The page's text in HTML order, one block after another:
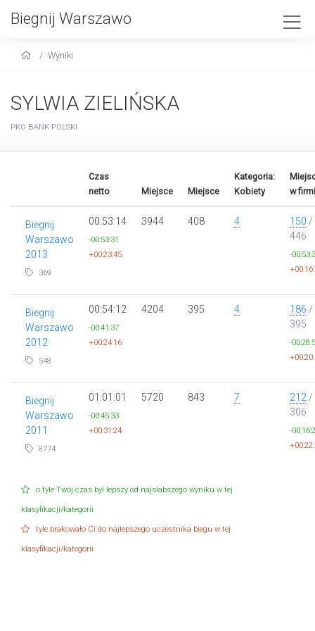
Biegnij Warszawo
Wyniki
SYLWIA ZIELIŃSKA
PKO BANK POLSKI
Czas
netto
Miejsce Miejsce
Kategoria:
Kobiety
w
Biegnij
Warszawo
2013
369
00:53:14
-00:53:31
+00:23:45
3944 408 4 150 /
446
-
Biegnij
Warszawo
2012
548
00:54:12
-00:41:37
+00:24:16
4204 395 4 186 /
395
-
Biegnij
Warszawo
2011
8774
01:01:01
-00:45:33
+00:31:24
5720 843 7 212 /
306
-
o tyle Twój czas był lepszy od najsłabszego wyniku w tej
klasyfikacji/kategorii
tyle brakowało Ci do najlepszego uczestnika biegu w tej
klasyfikacji/kategorii